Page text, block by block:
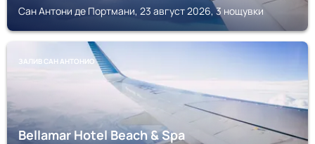
Сан Антони де Портмани, 23 август 2026, 3 нощувки
ЗАЛИВ САН АНТОНИО
Bellamar Hotel Beach & Spa